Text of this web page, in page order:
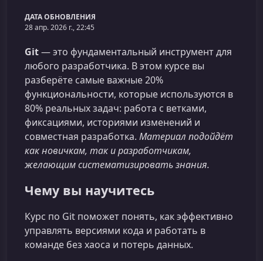
ДАТА ОБНОВЛЕНИЯ
28 апр. 2026 г., 22:45
Git— это фундаментальный инструмент для
любого разработчика. В этом курсе вы
разберёте самые важные 20%
функциональности, которые используются в
80% реальных задач: работа с ветками,
фиксациями, историями изменений и
совместная разработка. Материал подойдёт
как новичкам, так и разработчикам,
желающим систематизировать знания.
Чему вы научитесь
Курс по Git поможет понять, как эффективно
управлять версиями кода и работать в
команде без хаоса и потерь данных.